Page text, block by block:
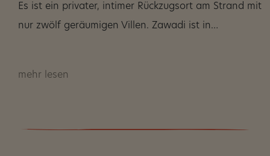
Es ist ein privater, intimer Rückzugsort am Strand mit
nur zwölf geräumigen Villen. Zawadi ist in…
mehr lesen